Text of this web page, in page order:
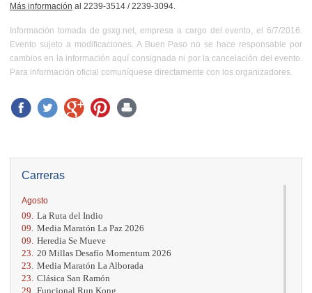
Carreras
Agosto
09. La Ruta del Indio
09. Media Maratón La Paz 2026
09. Heredia Se Mueve
23. 20 Millas Desafío Momentum 2026
23. Media Maratón La Alborada
23. Clásica San Ramón
29. Funcional Run Kong
Más información al 2239-3514 / 2239-3094.
Información tomada de gsxg.net, empresa a cargo del evento, el 6/7/2016.
Evento sujeto a modificaciones. A Buen Paso no se hace responsable por
cambios en la información aquí consignada ni por la cancelación del evento.
Para información oficial comuníquese directamente con los organizadores.